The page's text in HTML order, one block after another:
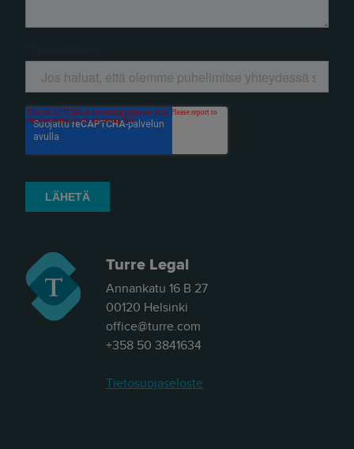
Turre Legal
Annankatu 16 B 27
00120 Helsinki
office@turre.com
+358 50 3841634
Tietosuojaseloste